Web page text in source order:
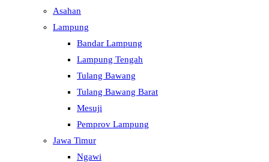
Asahan
Lampung
Bandar Lampung
Lampung Tengah
Tulang Bawang
Tulang Bawang Barat
Mesuji
Pemprov Lampung
Jawa Timur
Ngawi